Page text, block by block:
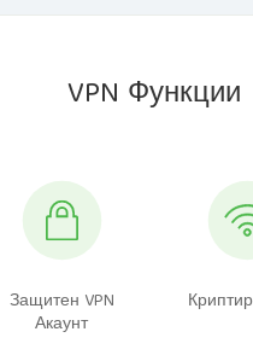
VPN Функции
Защитен VPN
Акаунт